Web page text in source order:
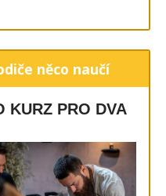
něco naučí
KURZ PRO DVA